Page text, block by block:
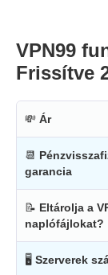
VPN99
Frissítve
💸 Ár
📆
garancia
📝 Eltárolja a
naplófájlokat?
🖥 Szerverek